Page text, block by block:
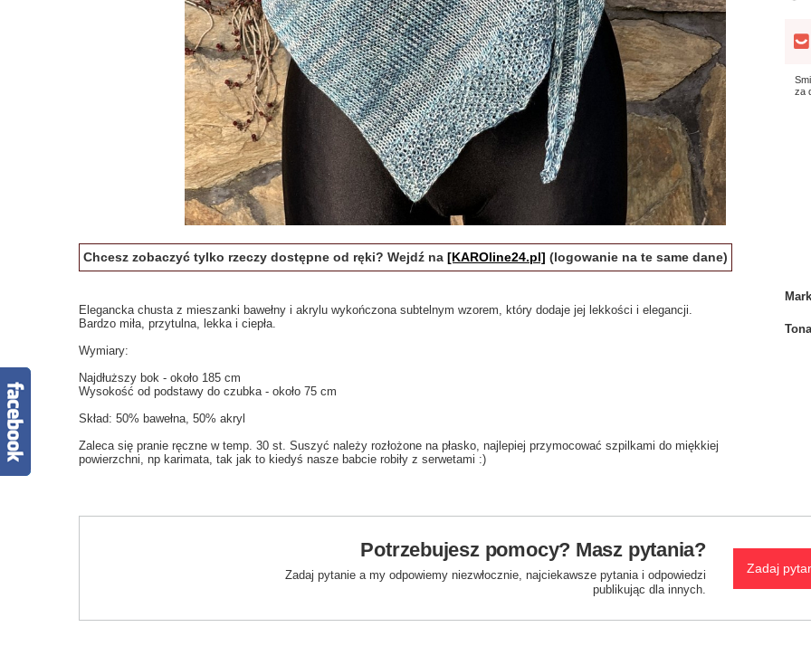
za
Chcesz zobaczyć tylko rzeczy dostępne od ręki? Wejdź na [KAROline24.pl] (logowanie na te same dane)
Elegancka chusta z mieszanki bawełny i akrylu wykończona subtelnym wzorem, który dodaje jej lekkości i elegancji.
Bardzo miła, przytulna, lekka i ciepła.
Wymiary:
Najdłuższy bok - około 185 cm
Wysokość od podstawy do czubka - około 75 cm
Skład: 50% bawełna, 50% akryl
Zaleca się pranie ręczne w temp. 30 st. Suszyć należy rozłożone na płasko, najlepiej przymocować szpilkami do miękkiej
powierzchni, np karimata, tak jak to kiedyś nasze babcie robiły z serwetami :)
Potrzebujesz pomocy? Masz pytania?
Zadaj pytanie a my odpowiemy niezwłocznie, najciekawsze pytania i odpowiedzi
publikując dla innych.
Zadaj